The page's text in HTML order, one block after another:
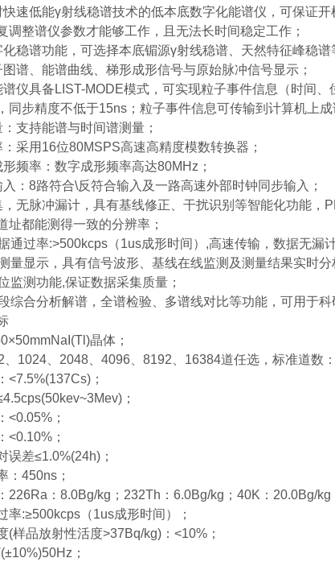
速低能γ射线稳谱技术的低本底数字化能谱仪，可保证
调整谱仪参数才能够工作，且无法长时间稳定工作；
稳谱功能，可选择本底镅源γ射线稳谱、天然特征峰稳谱
谱、能谱曲线、梯形成形信号与原始脉冲信号显示；
仪具备LIST-MODE模式，可实现粒子事件信息（时间
同步精度不低于15ns；粒子事件信息可传输到计算机上
支持能谱与时间谱测量；
采用16位80MSPS高速高精度模数转换器；
频率：数字成形频率高达80MHz；
：8路符合\反符合输入及一路高速外部时钟同步输入；
无脉冲漏计，具有基线修正、干扰识别等智能化功能，
址都能测得一致的分辨率；
通过率:>500kcps（1us成形时间）,高速传输，数据无漏计
量显示，具有信号波形、基线在线监测及测量结果实时分
监测功能,保证数据采集质量；
综合分析解谱，全谱检验、多谱线对比等功能，可用于科
晶体；
、1024、2048、4096、8192、16384道任选，标准道数
<7.5%(137Cs)；
；
<0.05%；
<0.10%；
误差≤1.0%(24h)；
：450ns；
226Ra：8.0Bg/kg；232Th：6.0Bg/kg；40K：20.0Bg/kg
率:≥500kcps（1us成形时间）；
(样品放射性活度>37Bq/kg)：<10%；
；